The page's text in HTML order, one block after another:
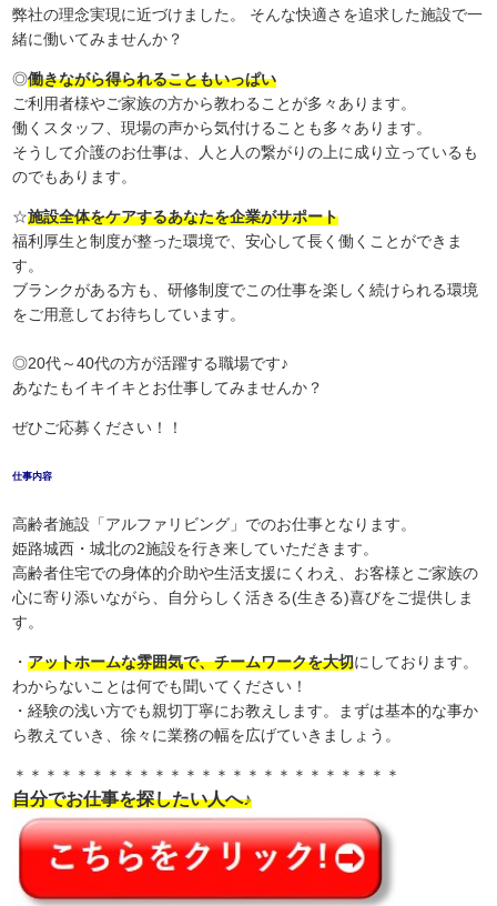
弊社の理念実現に近づけました。 そんな快適さを追求した施設で一
緒に働いてみませんか？
◎働きながら得られることもいっぱい
ご利用者様やご家族の方から教わることが多々あります。
働くスタッフ、現場の声から気付けることも多々あります。
そうして介護のお仕事は、人と人の繋がりの上に成り立っているも
のでもあります。
☆施設全体をケアするあなたを企業がサポート
福利厚生と制度が整った環境で、安心して長く働くことができま
す。
ブランクがある方も、研修制度でこの仕事を楽しく続けられる環境
をご用意してお待ちしています。
◎20代～40代の方が活躍する職場です♪
あなたもイキイキとお仕事してみませんか？
ぜひご応募ください！！
仕事内容
高齢者施設「アルファリビング」でのお仕事となります。
姫路城西・城北の2施設を行き来していただきます。
高齢者住宅での身体的介助や生活支援にくわえ、お客様とご家族の
心に寄り添いながら、自分らしく活きる(生きる)喜びをご提供しま
す。
・アットホームな雰囲気で、チームワークを大切にしております。
わからないことは何でも聞いてください！
・経験の浅い方でも親切丁寧にお教えします。まずは基本的な事か
ら教えていき、徐々に業務の幅を広げていきましょう。
＊＊＊＊＊＊＊＊＊＊＊＊＊＊＊＊＊＊＊＊＊＊＊＊＊
自分でお仕事を探したい人へ♪